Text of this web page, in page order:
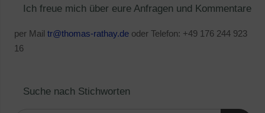
Ich freue mich über eure Anfragen und Kommentare
per Mail tr@thomas-rathay.deoder Telefon: +49 176 244 923
16
Suche nach Stichworten